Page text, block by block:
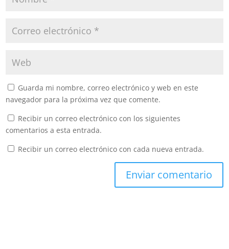
Guarda mi nombre, correo electrónico y web en este
navegador para la próxima vez que comente.
Recibir un correo electrónico con los siguientes
comentarios a esta entrada.
Recibir un correo electrónico con cada nueva entrada.